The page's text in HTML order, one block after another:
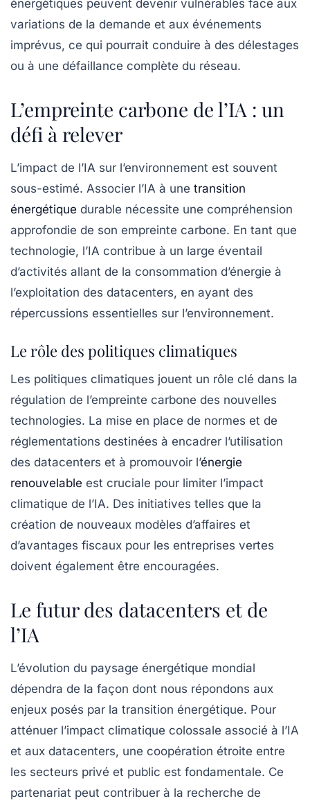
énergétiques peuvent devenir vulnérables face aux
variations de la demande et aux événements
imprévus, ce qui pourrait conduire à des délestages
ou à une défaillance complète du réseau.
L’empreinte carbone de l’IA : un
défi à relever
L’impact de l’IA sur l’environnement est souvent
sous-estimé. Associer l’IA à une transition
énergétique durable nécessite une compréhension
approfondie de son empreinte carbone. En tant que
technologie, l’IA contribue à un large éventail
d’activités allant de la consommation d’énergie à
l’exploitation des datacenters, en ayant des
répercussions essentielles sur l’environnement.
Le rôle des politiques climatiques
Les politiques climatiques jouent un rôle clé dans la
régulation de l’empreinte carbone des nouvelles
technologies. La mise en place de normes et de
réglementations destinées à encadrer l’utilisation
des datacenters et à promouvoir l’énergie
renouvelable est cruciale pour limiter l’impact
climatique de l’IA. Des initiatives telles que la
création de nouveaux modèles d’affaires et
d’avantages fiscaux pour les entreprises vertes
doivent également être encouragées.
Le futur des datacenters et de
l’IA
L’évolution du paysage énergétique mondial
dépendra de la façon dont nous répondons aux
enjeux posés par la transition énergétique. Pour
atténuer l’impact climatique colossale associé à l’IA
et aux datacenters, une coopération étroite entre
les secteurs privé et public est fondamentale. Ce
partenariat peut contribuer à la recherche de